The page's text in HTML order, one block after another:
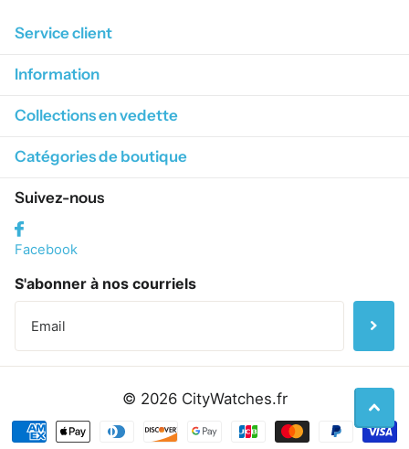
Service client
Information
Collections en vedette
Catégories de boutique
Suivez-nous
Facebook
S'abonner à nos courriels
© 2026CityWatches.fr